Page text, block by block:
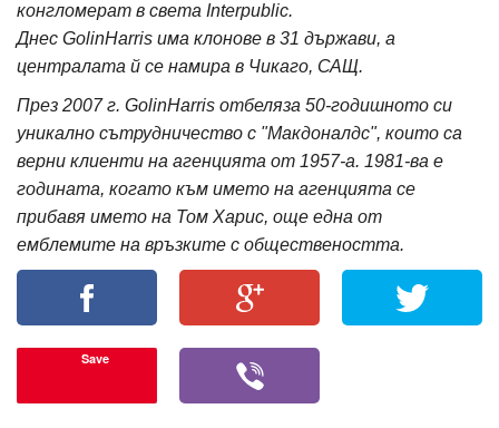
конгломерат в света Interpublic.
Днес GolinHarris има клонове в 31 държави, а
централата й се намира в Чикаго, САЩ.
През 2007 г. GolinHarris отбеляза 50-годишното си
уникално сътрудничество с "Макдоналдс", които са
верни клиенти на агенцията от 1957-а. 1981-ва е
годината, когато към името на агенцията се
прибавя името на Том Харис, още една от
емблемите на връзките с обществеността.
Save